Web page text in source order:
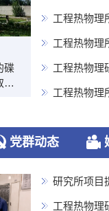
碟
得
工程热物理
工程热物理
工程热物理
工程热物理
党群动态
研究所项目
工程热物理